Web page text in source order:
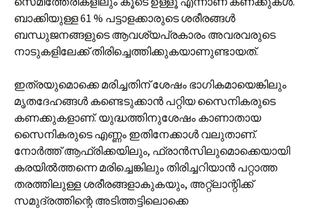
ബാക്കിയുള്ള 61 % പട്ടാളക്കാരുടെ ശരീരങ്ങള്‍
ബന്ധുജനങ്ങളുടെ ആവശ്യപ്രകാരം അവരവരുടെ
നാടുകളിലേക്ക് തിരിച്ചെത്തിക്കുകയാണുണ്ടായത്.
ഇത്രയുമൊക്കെ മരിച്ചതിന് ശേഷം ഭാഗികമായെങ്കിലും
മൃതദേഹങ്ങള്‍ കണ്ടെടുക്കാന്‍ പറ്റിയ സൈനികരുടെ
കണക്കുകളാണ്. യുദ്ധത്തിനുശേഷം കാണാതായ
സൈനികരുടെ എണ്ണം ഇതിനേക്കാള്‍ വലുതാണ്.
നോര്‍ത്ത് ആഫ്രിക്കയിലും, ഫ്രാന്‍സിലുമൊക്കെയായി
കരയില്‍ത്തന്നെ മരിച്ചെങ്കിലും തിരിച്ചറിയാന്‍ പറ്റാത്ത
തരത്തിലുള്ള ശരീരങ്ങളാകുകയും, അറ്റ്ലാന്റിക്ക്
സമുദ്രത്തിന്റെ അടിത്തട്ടിലൊക്കെ